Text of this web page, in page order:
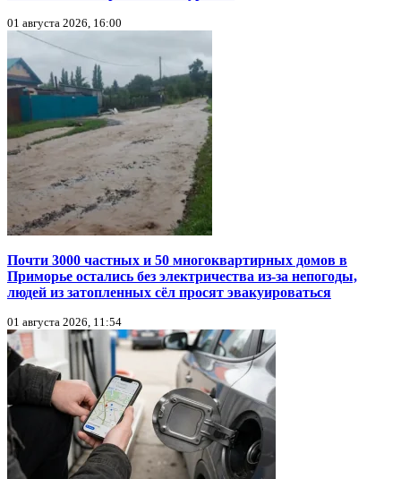
01 августа 2026, 16:00
Почти 3000 частных и 50 многоквартирных домов в
Приморье остались без электричества из-за непогоды,
людей из затопленных сёл просят эвакуироваться
01 августа 2026, 11:54